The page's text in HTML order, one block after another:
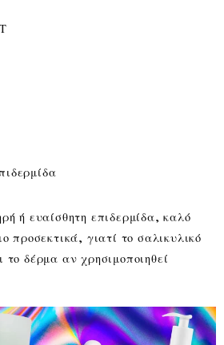
ή ευαίσθητη επιδερμίδα, καλό
προσεκτικά, γιατί το σαλικυλικό
δέρμα αν χρησιμοποιηθεί